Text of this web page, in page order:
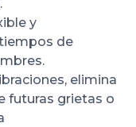
y
de
elimina
futuras grietas o